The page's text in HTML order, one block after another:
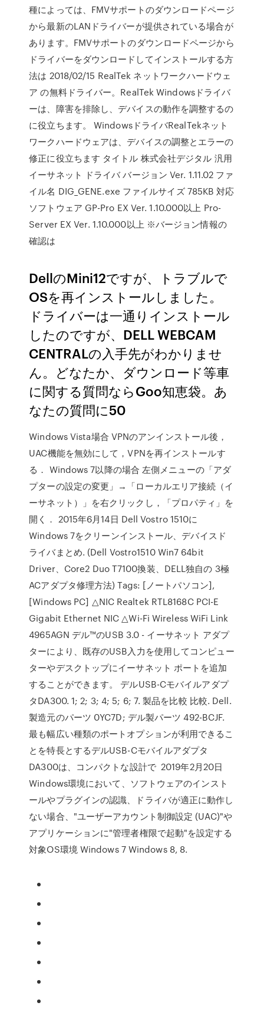
種によっては、FMVサポートのダウンロードページ
から最新のLANドライバーが提供されている場合が
あります。FMVサポートのダウンロードページから
ドライバーをダウンロードしてインストールする方
法は 2018/02/15 RealTek ネットワークハードウェ
ア の無料ドライバー。RealTek Windowsドライバ
ーは、障害を排除し、デバイスの動作を調整するの
に役立ちます。 WindowsドライバRealTekネット
ワークハードウェアは、デバイスの調整とエラーの
修正に役立ちます タイトル 株式会社デジタル 汎用
イーサネット ドライバ バージョン Ver. 1.11.02 ファ
イル名 DIG_GENE.exe ファイルサイズ 785KB 対応
ソフトウェア GP-Pro EX Ver. 1.10.000以上 Pro-
Server EX Ver. 1.10.000以上 ※バージョン情報の
確認は
DellのMini12ですが、トラブルで
OSを再インストールしました。
ドライバーは一通りインストール
したのですが、DELL WEBCAM
CENTRALの入手先がわかりませ
ん。どなたか、ダウンロード等車
に関する質問ならGoo知恵袋。あ
なたの質問に50
Windows Vista場合 VPNのアンインストール後，
UAC機能を無効にして，VPNを再インストールす
る． Windows 7以降の場合 左側メニューの「アダ
プターの設定の変更」→「ローカルエリア接続（イ
ーサネット）」を右クリックし，「プロパティ」を
開く． 2015年6月14日 Dell Vostro 1510に
Windows 7をクリーンインストール、デバイスド
ライバまとめ. (Dell Vostro1510 Win7 64bit
Driver、Core2 Duo T7100換装、DELL独自の 3極
ACアダプタ修理方法) Tags: [ノートパソコン],
[Windows PC] △NIC Realtek RTL8168C PCI-E
Gigabit Ethernet NIC △Wi-Fi Wireless WiFi Link
4965AGN デル™のUSB 3.0 - イーサネット アダプ
ターにより、既存のUSB入力を使用してコンピュー
ターやデスクトップにイーサネット ポートを追加
することができます。 デルUSB-Cモバイルアダプ
タDA300. 1; 2; 3; 4; 5; 6; 7. 製品を比較 比較. Dell.
製造元のパーツ 0YC7D; デル製パーツ 492-BCJF.
最も幅広い種類のポートオプションが利用できるこ
とを特長とするデルUSB-Cモバイルアダプタ
DA300は、コンパクトな設計で 2019年2月20日
Windows環境において、ソフトウェアのインスト
ールやプラグインの認識、ドライバが適正に動作し
ない場合、"ユーザーアカウント制御設定 (UAC)"や
アプリケーションに"管理者権限で起動"を設定する
対象OS環境 Windows 7 Windows 8, 8.